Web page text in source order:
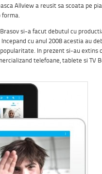
Allview a reusit sa scoata pe
forma.
si-a facut debutul cu
cu anul 2008 acestia au
In prezent si-au extins
telefoane, tablete si TV